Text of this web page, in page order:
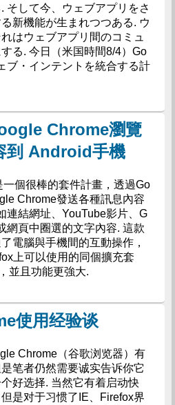
そして今、ウェブアプリをさ
新機能が生まれつつある. ウ
はウェブアプリ間のコミュ
る. 今日（米国時間8/4）Go
ブ・インテントを統合する計
Chrome瀏覽
到 Android手機
一個很棒的套件計畫，透過Go
Chrome發送各種訊息內容
連結網址、YouTube影片、G
網頁中圈選的文字內容. 這款
電腦與手機間的互動操作，
上可以使用的同個擴充套
並且功能更強大.
使用经验谈
Chrome（谷歌浏览器）有
笔者仍然需要诚实告诉你它
好选择. 当然它有着启动快
是对于习惯了IE、Firefox界